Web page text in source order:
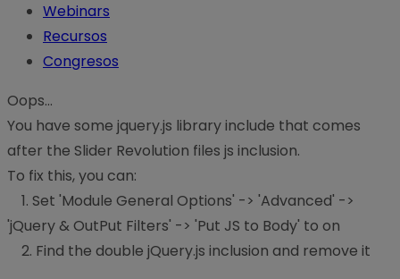
Webinars
Recursos
Congresos
Oops...
You have some jquery.js library include that comes
after the Slider Revolution files js inclusion.
To fix this, you can:
1. Set 'Module General Options' -> 'Advanced' ->
'jQuery & OutPut Filters' -> 'Put JS to Body' to on
2. Find the double jQuery.js inclusion and remove it